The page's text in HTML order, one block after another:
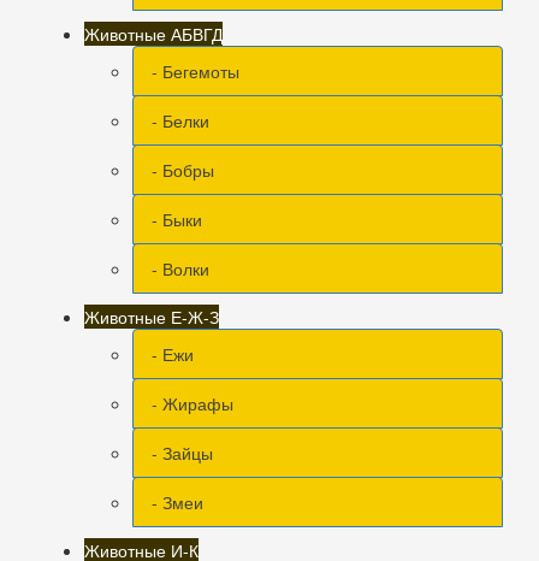
Животные АБВГД
- Бегемоты
- Белки
- Бобры
- Быки
- Волки
Животные Е-Ж-З
- Ежи
- Жирафы
- Зайцы
- Змеи
Животные И-К